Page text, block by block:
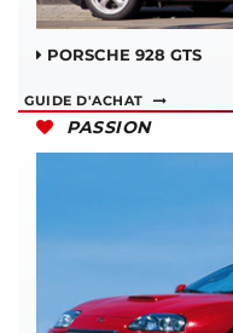
PORSCHE 928 GTS
GUIDE D'ACHAT
PASSION